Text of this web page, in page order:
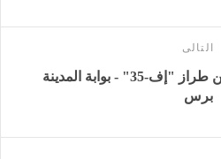
التالى
تحطم مقاتلة أميركية من طراز "إف-35" - بوابة المدينة
برس